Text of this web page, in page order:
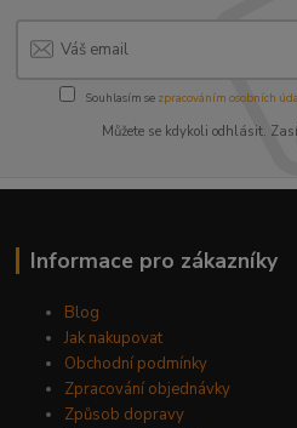
Souhlasím se zpracováním osobních
Můžete se kdykoli odhlásit.
Informace pro zákazníky
Blog
Jak nakupovat
Obchodní podmínky
Zpracování objednávky
Způsob dopravy